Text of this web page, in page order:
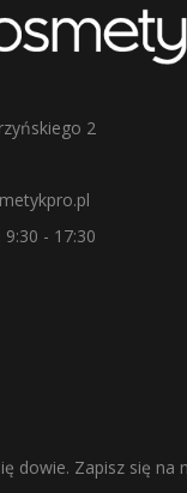
2
- 17:30
dowie. Zapisz się na